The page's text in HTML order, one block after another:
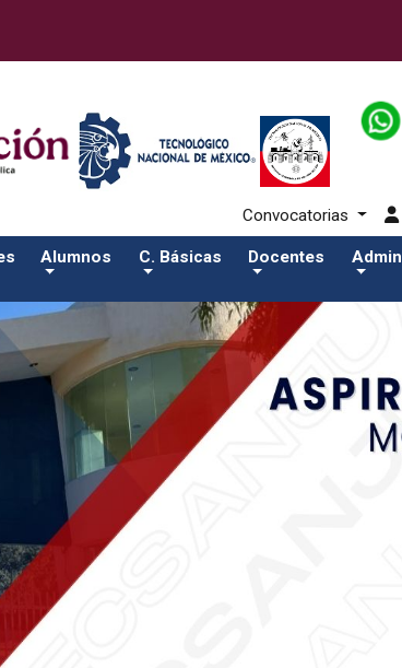
plantilla_tecnmSalida del comando:
Convocatorias
Alumnos C. Básicas Docentes Admin